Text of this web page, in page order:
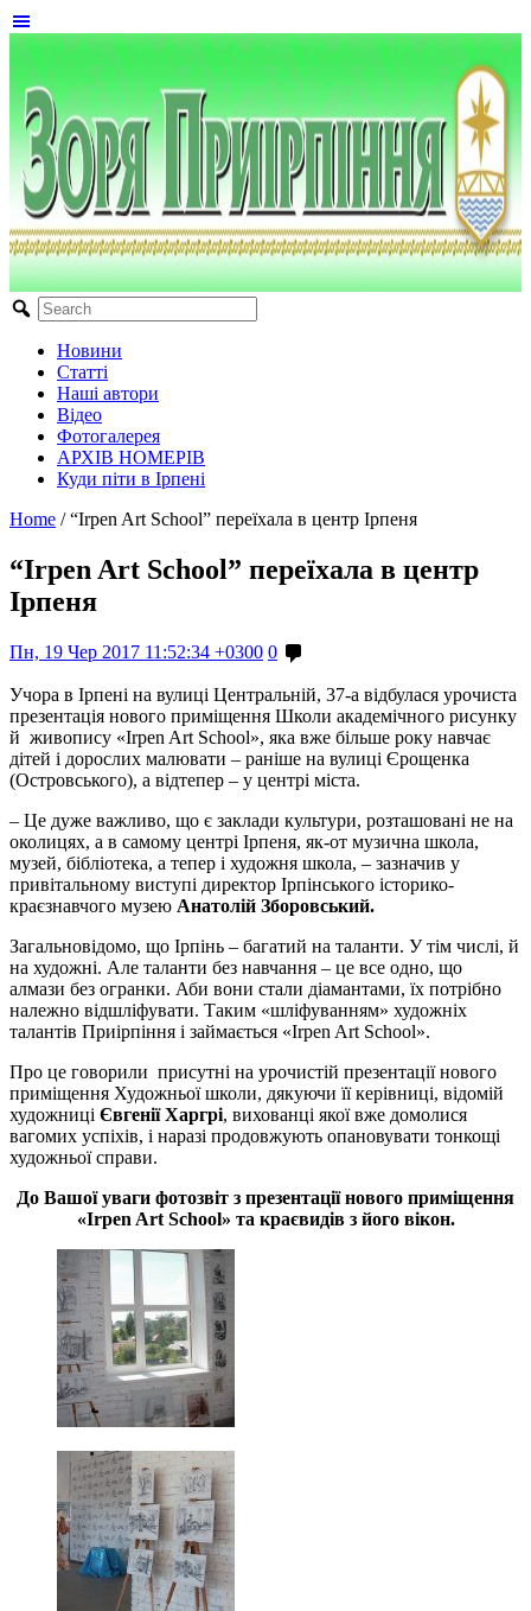
Новини
Статті
Наші автори
Відео
Фотогалерея
АРХІВ НОМЕРІВ
Куди піти в Ірпені
Home / “Irpen Art School” переїхала в центр Ірпеня
“Irpen Art School” переїхала в центр
Ірпеня
Пн, 19 Чер 2017 11:52:34 +0300 0
Учора в Ірпені на вулиці Центральній, 37-а відбулася урочиста
презентація нового приміщення Школи академічного рисунку
й живопису «Irpen Art School», яка вже більше року навчає
дітей і дорослих малювати – раніше на вулиці Єрощенка
(Островського), а відтепер – у центрі міста.
– Це дуже важливо, що є заклади культури, розташовані не на
околицях, а в самому центрі Ірпеня, як-от музична школа,
музей, бібліотека, а тепер і художня школа, – зазначив у
привітальному виступі директор Ірпінського історико-
краєзнавчого музею Анатолій Зборовський.
Загальновідомо, що Ірпінь – багатий на таланти. У тім числі, й
на художні. Але таланти без навчання – це все одно, що
алмази без огранки. Аби вони стали діамантами, їх потрібно
належно відшліфувати. Таким «шліфуванням» художніх
талантів Приірпіння і займається «Irpen Art School».
Про це говорили присутні на урочистій презентації нового
приміщення Художньої школи, дякуючи її керівниці, відомій
художниці Євгенії Харгрі, вихованці якої вже домолися
вагомих успіхів, і наразі продовжують опановувати тонкощі
художньої справи.
До Вашої уваги фотозвіт з презентації нового приміщення
«Irpen Art School» та краєвидів з його вікон.